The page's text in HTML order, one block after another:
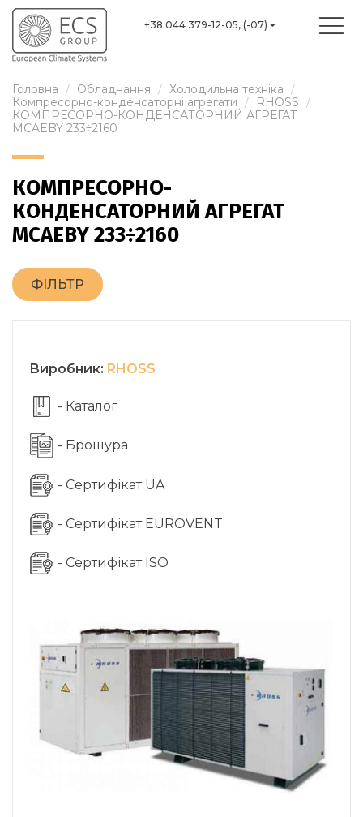
+38 044 379-12-05, (-07)
Головна Обладнання
Холодильна техніка
Компресорно-конденсаторні агрегати
RHOSS
КОМПРЕСОРНО-КОНДЕНСАТОРНИЙ АГРЕГАТ
MCAEBY 233÷2160
КОМПРЕСОРНО-
КОНДЕНСАТОРНИЙ АГРЕГАТ
MCAEBY 233÷2160
ФІЛЬТР
Виробник: RHOSS
- Каталог
- Брошура
- Сертифікат UA
- Сертифікат EUROVENT
- Сертифікат ISO